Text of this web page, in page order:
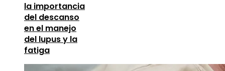
la importancia
del descanso
en el manejo
del lupus y la
fatiga